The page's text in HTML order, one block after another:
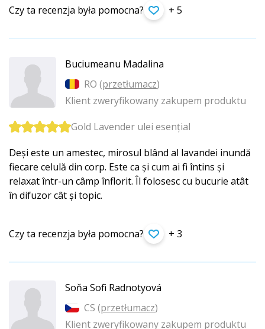
Czy ta recenzja była pomocna? + 5
Buciumeanu Madalina
RO (przetłumacz)
Klient zweryfikowany zakupem produktu
Gold Lavender ulei esențial
Deși este un amestec, mirosul blând al lavandei inundă
fiecare celulă din corp. Este ca și cum ai fi întins și
relaxat într-un câmp înflorit. Îl folosesc cu bucurie atât
în difuzor cât și topic.
Czy ta recenzja była pomocna? + 3
Soňa Sofi Radnotyová
CS (przetłumacz)
Klient zweryfikowany zakupem produktu